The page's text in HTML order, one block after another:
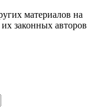
материалов на
законных авторов